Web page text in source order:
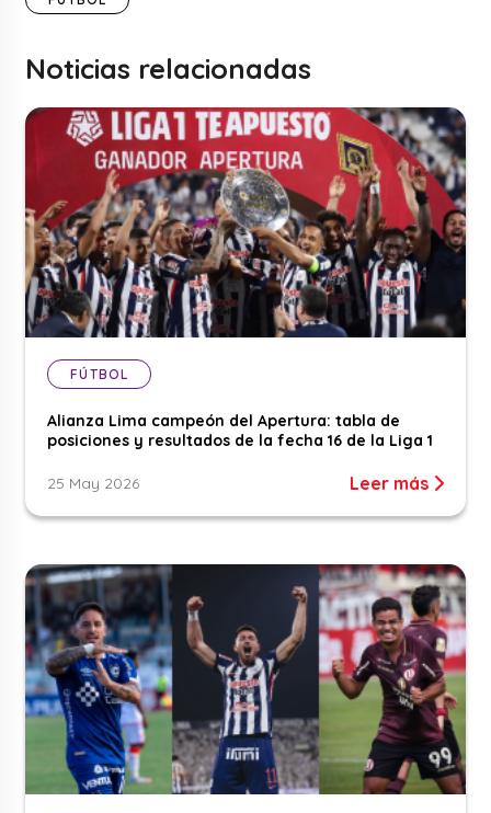
Noticias relacionadas
FÚTBOL
Alianza Lima campeón del Apertura: tabla de
posiciones y resultados de la fecha 16 de la Liga 1
25 May 2026 Leer más